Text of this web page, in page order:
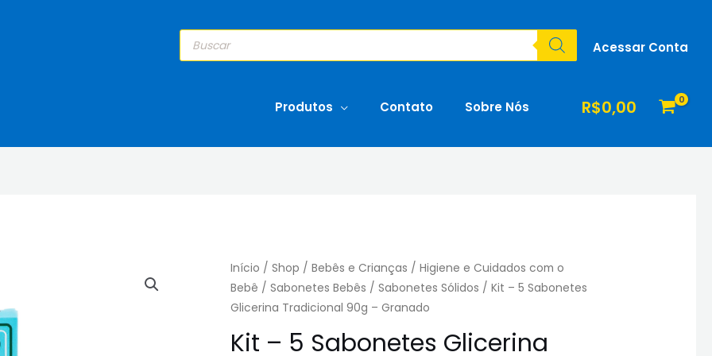
Pesquisar
produtos Acessar Conta
Produtos Contato Sobre Nós R$0,00
Início /Shop /Bebês e Crianças /Higiene e Cuidados com o
Bebê /Sabonetes Bebês /Sabonetes Sólidos / Kit – 5 Sabonetes
Glicerina Tradicional 90g – Granado
Kit – 5 Sabonetes Glicerina